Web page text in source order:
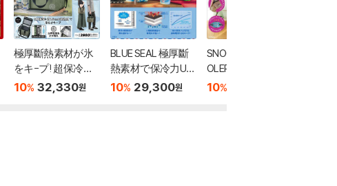
極厚斷熱素材が氷
をキ-プ! 超保冷バ
ッグBOOK
10% 32,330원
BLUE SEAL 極厚斷
熱素材で保冷力UP!
ソフトク-ラ-バッ
10% 29,300원
SNOOPY 2WAY CO
OLER BAG BOOK
10%